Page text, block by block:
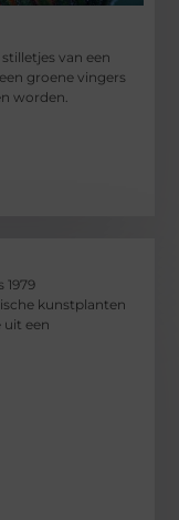
van een
groene vingers
worden.
1979
kunstplanten
uit een